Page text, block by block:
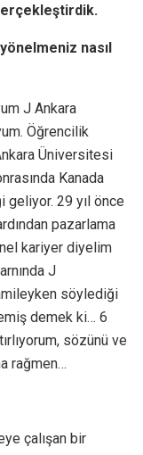
nasıl
J Ankara
Öğrencilik
Üniversitesi
Kanada
29 yıl önce
pazarlama
kariyer diyelim
J
söylediği
demek ki… 6
sözünü ve
rağmen…
çalışan bir